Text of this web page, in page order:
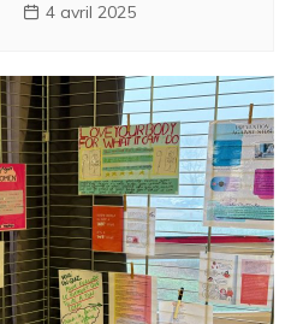
4 avril 2025